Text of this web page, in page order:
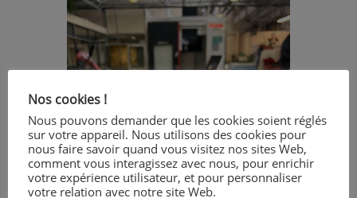
Nos cookies !
Nous pouvons demander que les cookies soient réglés
sur votre appareil. Nous utilisons des cookies pour
nous faire savoir quand vous visitez nos sites Web,
comment vous interagissez avec nous, pour enrichir
votre expérience utilisateur, et pour personnaliser
votre relation avec notre site Web.